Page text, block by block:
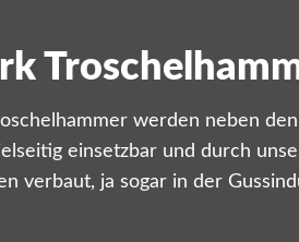
werden neben
einsetzbar und durch
verbaut, ja sogar in der